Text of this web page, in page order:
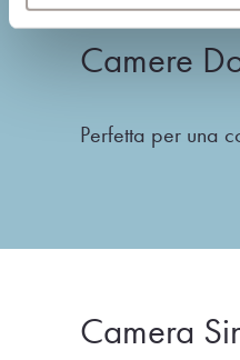
Camere
Perfetta per una
Camera